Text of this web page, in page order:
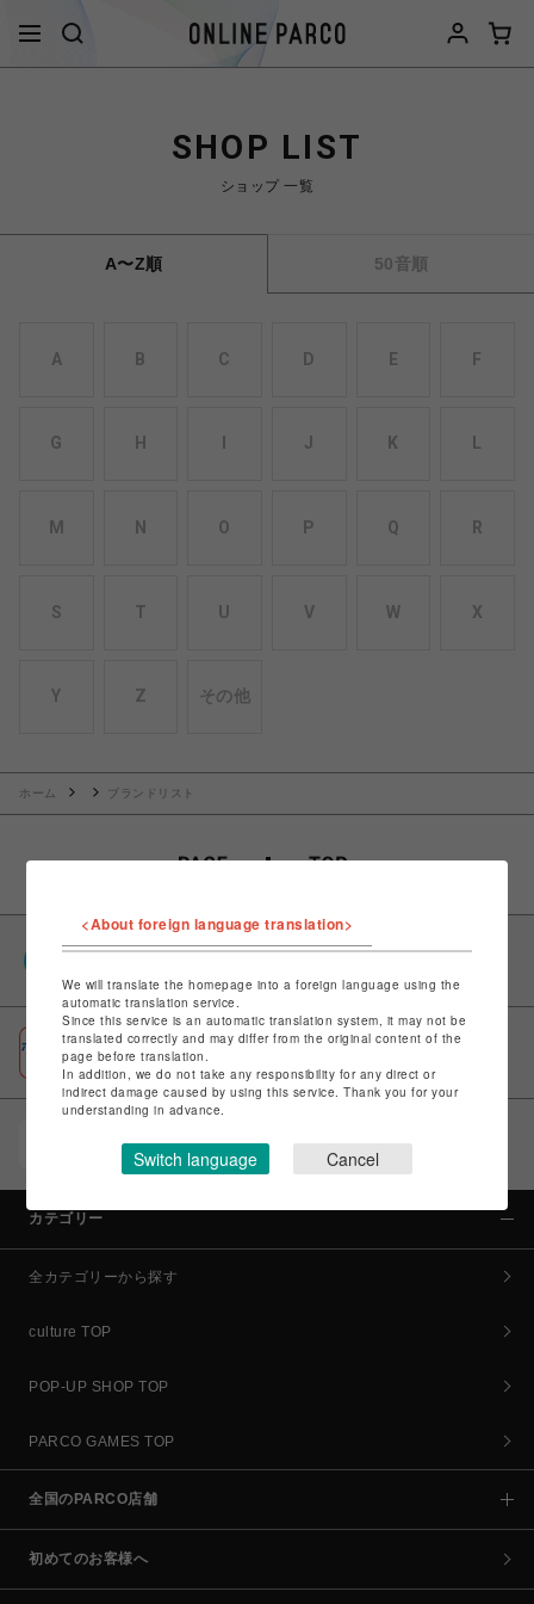
SHOP LIST
ショップ 一覧
A〜Z順 50音順
A B C D E F
G H J K L
M N O P Q R
S T U V W X
Y Z その他
ホーム ブランドリスト
PARCOポイント
ポケパル払い
初回登録＆お買物で最大1,500円分のPARCOポイント進呈
コイン＆クーポンでPARCOでのお買い物がオトクに
カテゴリー
全カテゴリーから探す
culture TOP
POP-UP SHOP TOP
PARCO GAMES TOP
全国のPARCO店舗
初めてのお客様へ
<About foreign language translation>
We will translate the homepage into a foreign language using the
automatic translation service.
Since this service is an automatic translation system, it may not be
translated correctly and may differ from the original content of the
page before translation.
In addition, we do not take any responsibility for any direct or
indirect damage caused by using this service. Thank you for your
understanding in advance.
Switch language Cancel